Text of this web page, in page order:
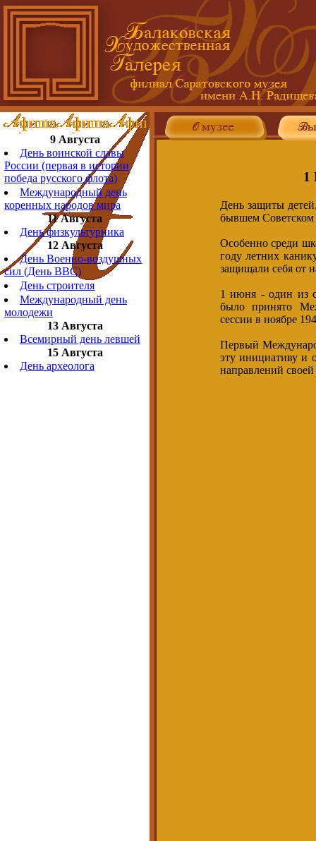
9 Августа
День воинской славы
России (первая в истории
победа русского флота)
Международный день
коренных народов мира
11 Августа
День физкультурника
12 Августа
День Военно-воздушных
сил (День ВВС)
День строителя
Международный день
молодежи
13 Августа
Всемирный день левшей
15 Августа
День археолога
1
День защиты
бывшем
Особенно среди
году летних
защищали себя от
1 июня - один из
было принято
сессии в ноябре
Первый
эту инициативу и
направлений своей